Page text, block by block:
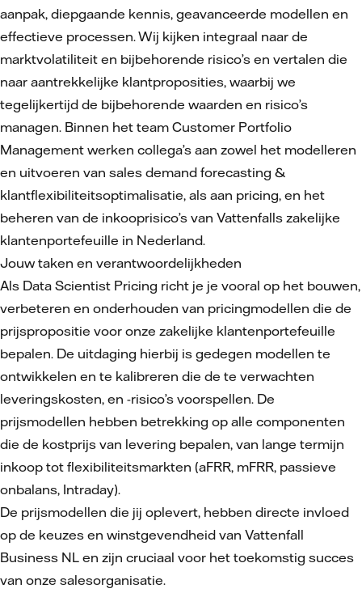
aanpak, diepgaande kennis, geavanceerde modellen en
effectieve processen. Wij kijken integraal naar de
marktvolatiliteit en bijbehorende risico’s en vertalen die
naar aantrekkelijke klantproposities, waarbij we
tegelijkertijd de bijbehorende waarden en risico’s
managen. Binnen het team Customer Portfolio
Management werken collega’s aan zowel het modelleren
en uitvoeren van sales demand forecasting &
klantflexibiliteitsoptimalisatie, als aan pricing, en het
beheren van de inkooprisico’s van Vattenfalls zakelijke
klantenportefeuille in Nederland.
Jouw taken en verantwoordelijkheden
Als Data Scientist Pricing richt je je vooral op het bouwen,
verbeteren en onderhouden van pricingmodellen die de
prijspropositie voor onze zakelijke klantenportefeuille
bepalen. De uitdaging hierbij is gedegen modellen te
ontwikkelen en te kalibreren die de te verwachten
leveringskosten, en -risico’s voorspellen. De
prijsmodellen hebben betrekking op alle componenten
die de kostprijs van levering bepalen, van lange termijn
inkoop tot flexibiliteitsmarkten (aFRR, mFRR, passieve
onbalans, Intraday).
De prijsmodellen die jij oplevert, hebben directe invloed
op de keuzes en winstgevendheid van Vattenfall
Business NL en zijn cruciaal voor het toekomstig succes
van onze salesorganisatie.